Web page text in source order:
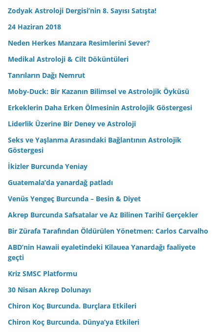
Zodyak Astroloji Dergisi’nin 8. Sayısı Satışta!
24 Haziran 2018
Neden Herkes Manzara Resimlerini Sever?
Medikal Astroloji & Cilt Döküntüleri
Tanrıların Dağı Nemrut
Moby-Duck: Bir Kazanın Bilimsel ve Astrolojik Öyküsü
Erkeklerin Daha Erken Ölmesinin Astrolojik Göstergesi
Liderlik Üzerine Bir Deney ve Astroloji
Seks ve Yaşlanma Arasındaki Bağlantının Astrolojik
Göstergesi
İkizler Burcunda Yeniay
Guatemala’da yanardağ patladı
Venüs Yengeç Burcunda – Besin & Diyet
Akrep Burcunda Safsatalar ve Az Bilinen Tarihî Gerçekler
Bir Zürafa Tarafından Öldürülen Yönetmen: Carlos Carvalho
ABD’nin Hawaii eyaletindeki Kilauea Yanardağı faaliyete
geçti
Kriz SMSC Platformu
30 Nisan Akrep Dolunayı
Chiron Koç Burcunda. Burçlara Etkileri
Chiron Koç Burcunda. Dünya’ya Etkileri